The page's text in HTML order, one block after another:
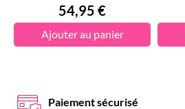
Prix
54,95 €
Ajouter au panier
Paiement sécurisé